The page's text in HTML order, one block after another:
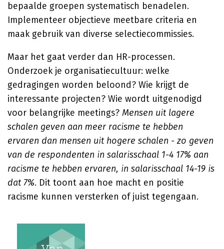
bepaalde groepen systematisch benadelen.
Implementeer objectieve meetbare criteria en
maak gebruik van diverse selectiecommissies.
Maar het gaat verder dan HR-processen.
Onderzoek je organisatiecultuur: welke
gedragingen worden beloond? Wie krijgt de
interessante projecten? Wie wordt uitgenodigd
voor belangrijke meetings? Mensen uit lagere
schalen geven aan meer racisme te hebben
ervaren dan mensen uit hogere schalen - zo geven
van de respondenten in salarisschaal 1-4 17% aan
racisme te hebben ervaren, in salarisschaal 14-19 is
dat 7%. Dit toont aan hoe macht en positie
racisme kunnen versterken of juist tegengaan.